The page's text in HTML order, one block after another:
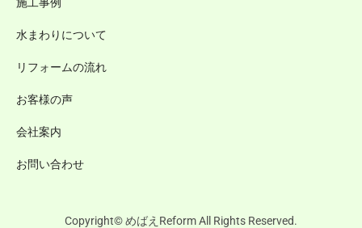
水まわりについて
リフォームの流れ
お客様の声
会社案内
お問い合わせ
Copyright© めばえReform All Rights Reserved.